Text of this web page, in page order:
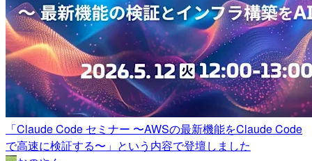
「Claude Code セミナー 〜AWSの最新機能をClaude Code
で高速に検証する〜」という内容で登壇しました